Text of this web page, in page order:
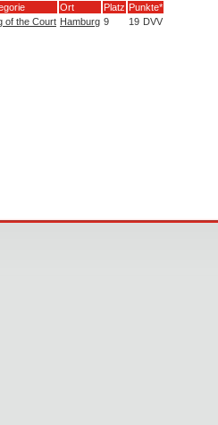
Ort Platz Punkte*
of the Court Hamburg 9 19 DVV